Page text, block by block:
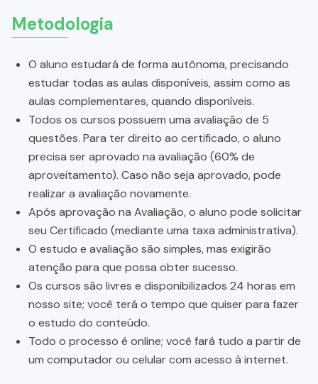
Metodologia
O aluno estudará de forma autônoma, precisando
estudar todas as aulas disponíveis, assim como as
aulas complementares, quando disponíveis.
Todos os cursos possuem uma avaliação de 5
questões. Para ter direito ao certificado, o aluno
precisa ser aprovado na avaliação (60% de
aproveitamento). Caso não seja aprovado, pode
realizar a avaliação novamente.
Após aprovação na Avaliação, o aluno pode solicitar
seu Certificado (mediante uma taxa administrativa).
O estudo e avaliação são simples, mas exigirão
atenção para que possa obter sucesso.
Os cursos são livres e disponibilizados 24 horas em
nosso site; você terá o tempo que quiser para fazer
o estudo do conteúdo.
Todo o processo é online; você fará tudo a partir de
um computador ou celular com acesso à internet.